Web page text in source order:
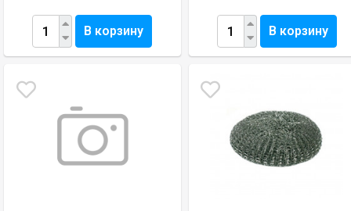
В корзину В корзину